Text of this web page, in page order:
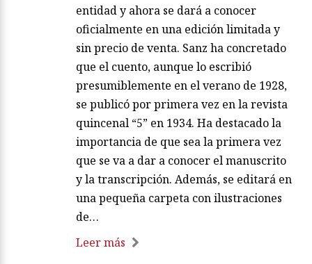
entidad y ahora se dará a conocer
oficialmente en una edición limitada y
sin precio de venta. Sanz ha concretado
que el cuento, aunque lo escribió
presumiblemente en el verano de 1928,
se publicó por primera vez en la revista
quincenal “5” en 1934. Ha destacado la
importancia de que sea la primera vez
que se va a dar a conocer el manuscrito
y la transcripción. Además, se editará en
una pequeña carpeta con ilustraciones
de…
Leer más